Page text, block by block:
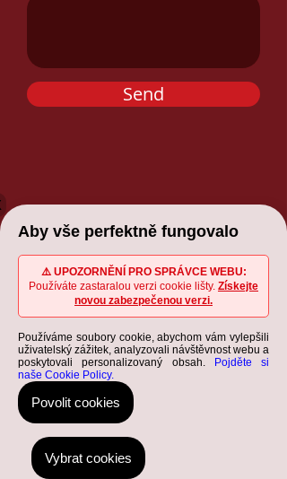
Send
Aby vše perfektně fungovalo
⚠️ UPOZORNĚNÍ PRO SPRÁVCE WEBU:
Používáte zastaralou verzi cookie lišty. Získejte
novou zabezpečenou verzi.
Používáme soubory cookie, abychom vám vylepšili
uživatelský zážitek, analyzovali návštěvnost webu a
poskytovali personalizovaný obsah.
Pojděte si
naše Cookie Policy.
Povolit cookies
Vybrat cookies